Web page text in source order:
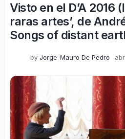
Visto en el D’A 2016
raras artes’, de
Songs of distant
by Jorge-Mauro De Pedro